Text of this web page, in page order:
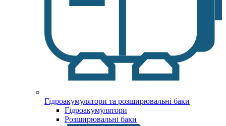
Гідроакумулятори та розширювальні баки
Гідроакумулятори
Розширювальні баки